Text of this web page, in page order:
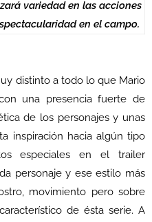
variedad en las acciones
en el campo.
distinto a todo lo que Mario
una presencia fuerte de
de los personajes y unas
inspiración hacia algún tipo
especiales en el trailer
personaje y ese estilo más
movimiento pero sobre
de ésta serie. A